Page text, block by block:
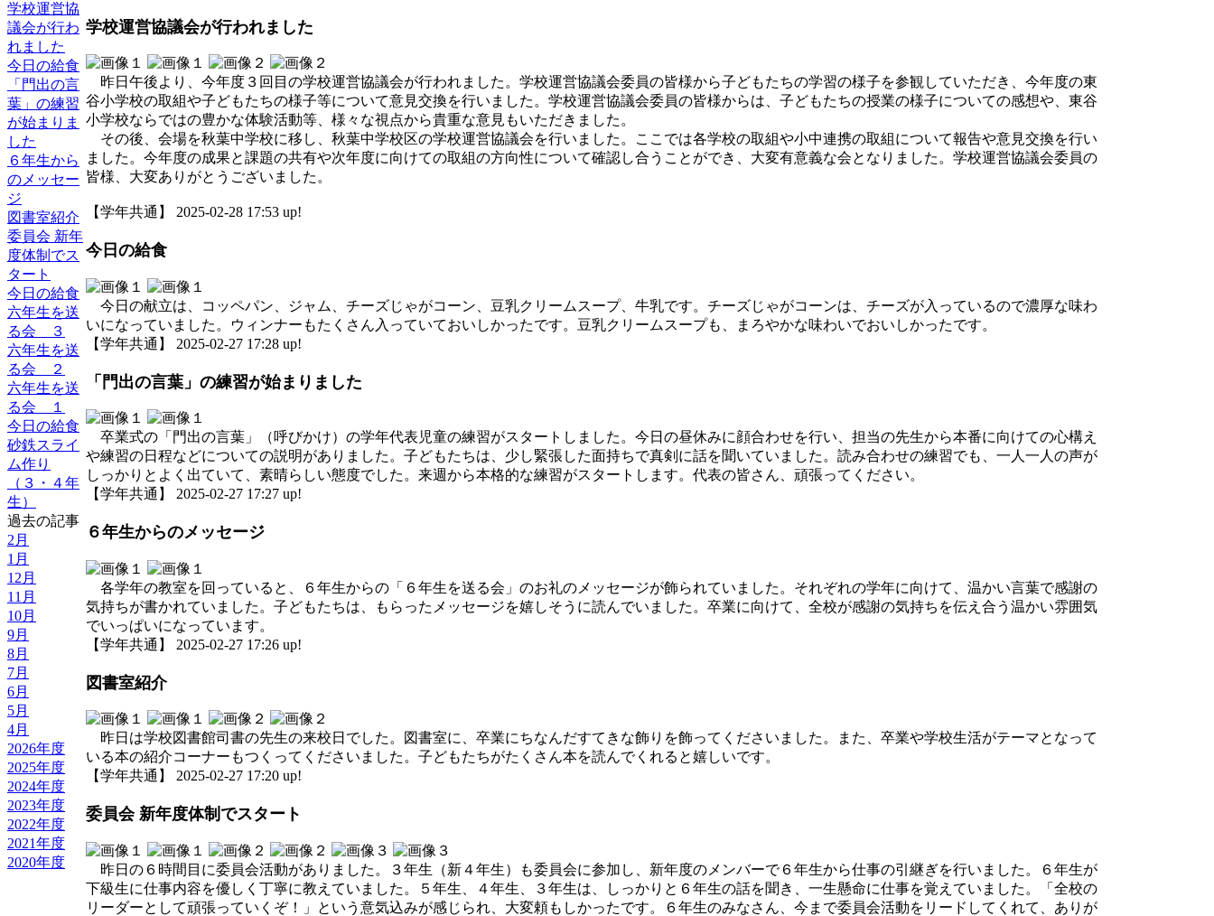
学校運営協
議会が行わ
れました
今日の給食
「門出の言
葉」の練習
が始まりま
した
６年生から
のメッセー
ジ
図書室紹介
委員会 新年
度体制でス
タート
今日の給食
六年生を送
る会 ３
六年生を送
る会 ２
六年生を送
る会 １
今日の給食
砂鉄スライ
ム作り
（３・４年
生）
過去の記事
2月
1月
12月
11月
10月
9月
8月
7月
6月
5月
4月
2026年度
2025年度
2024年度
2023年度
2022年度
2021年度
2020年度
学校運営協議会が行われました
昨日午後より、今年度３回目の学校運営協議会が行われました。学校運営協議会委員の皆様から子どもたちの学習の様子を参観していただき、今年度の東
谷小学校の取組や子どもたちの様子等について意見交換を行いました。学校運営協議会委員の皆様からは、子どもたちの授業の様子についての感想や、東谷
小学校ならではの豊かな体験活動等、様々な視点から貴重な意見もいただきました。
その後、会場を秋葉中学校に移し、秋葉中学校区の学校運営協議会を行いました。ここでは各学校の取組や小中連携の取組について報告や意見交換を行い
ました。今年度の成果と課題の共有や次年度に向けての取組の方向性について確認し合うことができ、大変有意義な会となりました。学校運営協議会委員の
皆様、大変ありがとうございました。
【学年共通】 2025-02-28 17:53 up!
今日の給食
今日の献立は、コッペパン、ジャム、チーズじゃがコーン、豆乳クリームスープ、牛乳です。チーズじゃがコーンは、チーズが入っているので濃厚な味わ
いになっていました。ウィンナーもたくさん入っていておいしかったです。豆乳クリームスープも、まろやかな味わいでおいしかったです。
【学年共通】 2025-02-27 17:28 up!
「門出の言葉」の練習が始まりました
卒業式の「門出の言葉」（呼びかけ）の学年代表児童の練習がスタートしました。今日の昼休みに顔合わせを行い、担当の先生から本番に向けての心構え
や練習の日程などについての説明がありました。子どもたちは、少し緊張した面持ちで真剣に話を聞いていました。読み合わせの練習でも、一人一人の声が
しっかりとよく出ていて、素晴らしい態度でした。来週から本格的な練習がスタートします。代表の皆さん、頑張ってください。
【学年共通】 2025-02-27 17:27 up!
６年生からのメッセージ
各学年の教室を回っていると、６年生からの「６年生を送る会」のお礼のメッセージが飾られていました。それぞれの学年に向けて、温かい言葉で感謝の
気持ちが書かれていました。子どもたちは、もらったメッセージを嬉しそうに読んでいました。卒業に向けて、全校が感謝の気持ちを伝え合う温かい雰囲気
でいっぱいになっています。
【学年共通】 2025-02-27 17:26 up!
図書室紹介
昨日は学校図書館司書の先生の来校日でした。図書室に、卒業にちなんだすてきな飾りを飾ってくださいました。また、卒業や学校生活がテーマとなって
いる本の紹介コーナーもつくってくださいました。子どもたちがたくさん本を読んでくれると嬉しいです。
【学年共通】 2025-02-27 17:20 up!
委員会 新年度体制でスタート
昨日の６時間目に委員会活動がありました。３年生（新４年生）も委員会に参加し、新年度のメンバーで６年生から仕事の引継ぎを行いました。６年生が
下級生に仕事内容を優しく丁寧に教えていました。５年生、４年生、３年生は、しっかりと６年生の話を聞き、一生懸命に仕事を覚えていました。「全校の
リーダーとして頑張っていくぞ！」という意気込みが感じられ、大変頼もしかったです。６年生のみなさん、今まで委員会活動をリードしてくれて、ありが